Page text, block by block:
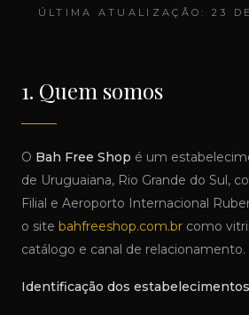
ÚLTIMA ATUALIZAÇÃO: 23
1. Quem somos
O Bah Free Shop é um
de Uruguaiana, Rio Grande do Sul,
Filial e Aeroporto Internacional
o site bahfreeshop.com.br como
catálogo e canal de relacionamento.
Identificação dos